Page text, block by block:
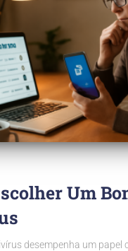
Um
desempenha um papel